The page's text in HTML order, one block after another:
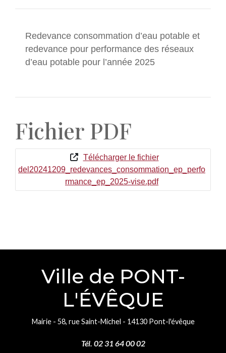
Redevance consommation d’eau potable et
redevance pour performance des réseaux
d’eau potable pour l’année 2025
Fichier PDF
Télécharger le fichier
del20241209_redevances_consommation_ep_perfo
rmance_ep_2025-vise.pdf
Ville de PONT-
L'ÉVÊQUE
Mairie - 58, rue Saint-Michel - 14130 Pont-l'évêque
Tél. 02 31 64 00 02